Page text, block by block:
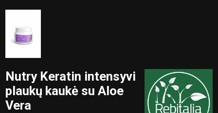
Nutry Keratin intensyvi
plaukų kaukė su Aloe
Vera